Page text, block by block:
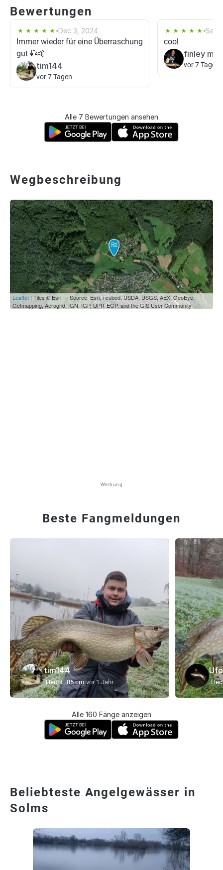
Bewertungen
Dec 3, 2024
Immer wieder für eine Überraschung
gut 🎣🤙
tim144
vor 7 Tagen
Sep
cool
finley
vor 7 Tagen
Alle 7 Bewertungen ansehen
Wegbeschreibung
Leaflet | Tiles © Esri — Source: Esri, i-cubed, USDA, USGS, AEX, GeoEye,
Getmapping, Aerogrid, IGN, IGP, UPR-EGP, and the GIS User Community
Werbung
Beste Fangmeldungen
tim144
Hecht 85 cm vor 1 Jahr
Alle 160 Fänge anzeigen
Beliebteste Angelgewässer in
Solms